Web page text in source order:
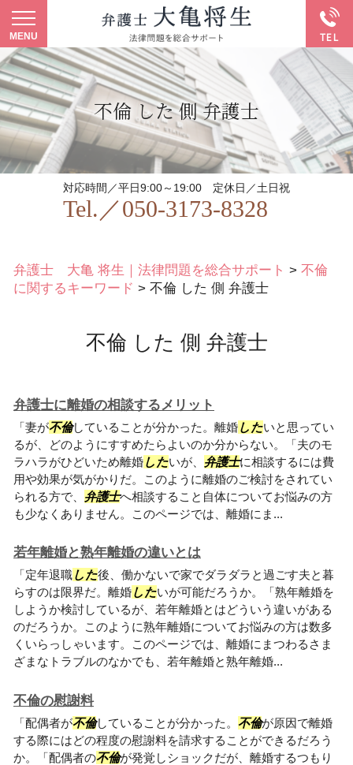
不倫 した 側 弁護士
対応時間／平日9:00～19:00 定休日／土日祝
Tel.／050-3173-8328
弁護士 大亀 将生｜法律問題を総合サポート > 不倫
に関するキーワード > 不倫 した 側 弁護士
不倫 した 側 弁護士
弁護士に離婚の相談するメリット
「妻が不倫していることが分かった。離婚したいと思ってい
るが、どのようにすすめたらよいのか分からない。「夫のモ
ラハラがひどいため離婚したいが、 弁護士に相談するには費
用や効果が気がかりだ。このように離婚のご検討をされてい
られる方で、 弁護士へ相談すること自体についてお悩みの方
も少なくありません。このページでは、離婚にま...
若年離婚と熟年離婚の違いとは
「定年退職した後、働かないで家でダラダラと過ごす夫と暮
らすのは限界だ。離婚したいが可能だろうか。「熟年離婚を
しようか検討しているが、若年離婚とはどういう違いがある
のだろうか。このように熟年離婚についてお悩みの方は数多
くいらっしゃいます。このページでは、離婚にまつわるさま
ざまなトラブルのなかでも、若年離婚と熟年離婚...
不倫の慰謝料
「配偶者が不倫していることが分かった。 不倫が原因で離婚
する際にはどの程度の慰謝料を請求することができるだろう
か。「配偶者の不倫が発覚しショックだが、離婚するつもり